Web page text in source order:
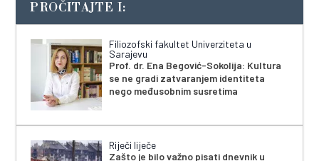
PROČITAJTE I:
Filiozofski fakultet Univerziteta u
Sarajevu
Prof. dr. Ena Begović-Sokolija: Kultura
se ne gradi zatvaranjem identiteta
nego međusobnim susretima
Riječi liječe
Zašto je bilo važno pisati dnevnik u